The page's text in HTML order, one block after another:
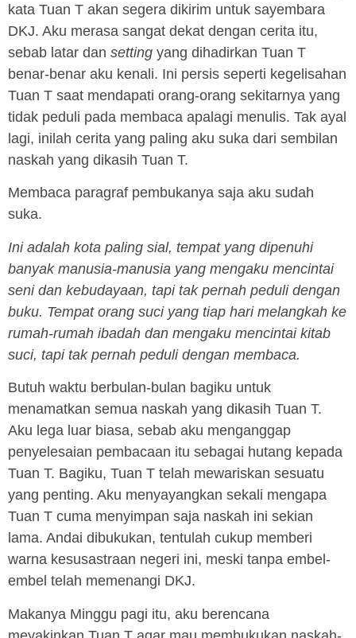
kata Tuan T akan segera dikirim untuk sayembara
DKJ. Aku merasa sangat dekat dengan cerita itu,
sebab latar dan setting yang dihadirkan Tuan T
benar-benar aku kenali. Ini persis seperti kegelisahan
Tuan T saat mendapati orang-orang sekitarnya yang
tidak peduli pada membaca apalagi menulis. Tak ayal
lagi, inilah cerita yang paling aku suka dari sembilan
naskah yang dikasih Tuan T.
Membaca paragraf pembukanya saja aku sudah
suka.
Ini adalah kota paling sial, tempat yang dipenuhi
banyak manusia-manusia yang mengaku mencintai
seni dan kebudayaan, tapi tak pernah peduli dengan
buku. Tempat orang suci yang tiap hari melangkah ke
rumah-rumah ibadah dan mengaku mencintai kitab
suci, tapi tak pernah peduli dengan membaca.
Butuh waktu berbulan-bulan bagiku untuk
menamatkan semua naskah yang dikasih Tuan T.
Aku lega luar biasa, sebab aku menganggap
penyelesaian pembacaan itu sebagai hutang kepada
Tuan T. Bagiku, Tuan T telah mewariskan sesuatu
yang penting. Aku menyayangkan sekali mengapa
Tuan T cuma menyimpan saja naskah ini sekian
lama. Andai dibukukan, tentulah cukup memberi
warna kesusastraan negeri ini, meski tanpa embel-
embel telah memenangi DKJ.
Makanya Minggu pagi itu, aku berencana